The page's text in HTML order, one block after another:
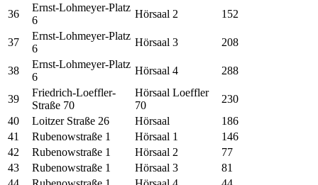
36
Ernst-Lohmeyer-Platz
6
Hörsaal 2 152
37
Ernst-Lohmeyer-Platz
6
Hörsaal 3 208
38
Ernst-Lohmeyer-Platz
6
Hörsaal 4 288
39
Friedrich-Loeffler-
Straße 70
Hörsaal Loeffler
70
230
40
Loitzer Straße 26 Hörsaal
186
41
Rubenowstraße 1 Hörsaal 1
146
42
Rubenowstraße 1 Hörsaal 2
77
43
Rubenowstraße 1 Hörsaal 3
81